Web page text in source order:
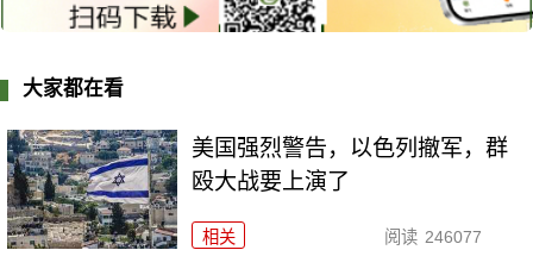
大家都在看
美国强烈警告，以色列撤军，群
殴大战要上演了
相关 阅读 246077